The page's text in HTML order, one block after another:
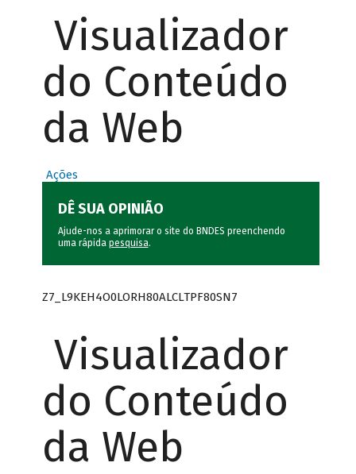
Visualizador
do Conteúdo
da Web
Ações
DÊ SUA OPINIÃO
Ajude-nos a aprimorar o site do BNDES preenchendo
uma rápida pesquisa.
Z7_L9KEH4O0LORH80ALCLTPF80SN7
Visualizador
do Conteúdo
da Web